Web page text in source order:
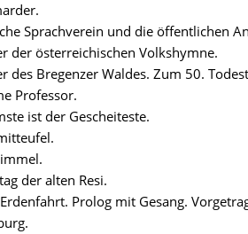
Sprachverein und die öffentlichen
der österreichischen Volkshymne.
des Bregenzer Waldes. Zum 50.
Professor.
ist der Gescheiteste.
der alten Resi.
Prolog mit Gesang.